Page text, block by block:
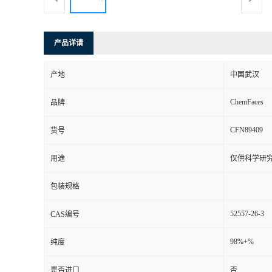
产品详请
产地 中国武汉
品牌 ChemFaces
货号 CFN89409
用途 仅供科学研
包装规格
CAS编号 52557-26-3
纯度 98%+%
是否进口 否